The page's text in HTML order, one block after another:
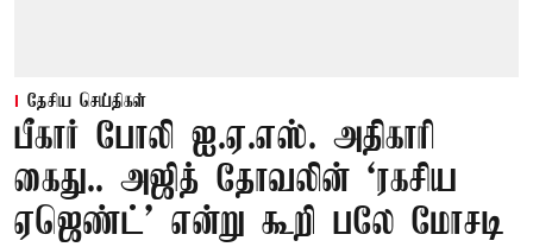
தேசிய செய்திகள்
பீகார் போலி ஐ.ஏ.எஸ். அதிகாரி
கைது.. அஜித் தோவலின் ‘ரகசிய
ஏஜெண்ட்’ என்று கூறி பலே மோசடி